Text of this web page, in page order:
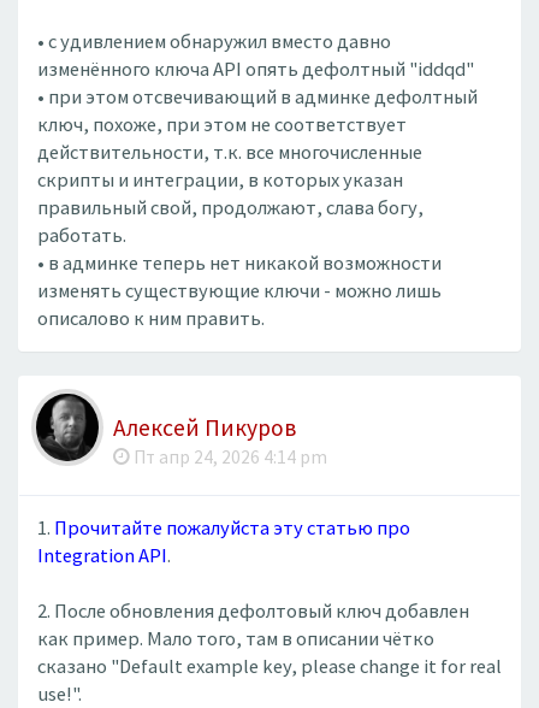
• с удивлением обнаружил вместо давно
изменённого ключа API опять дефолтный "iddqd"
• при этом отсвечивающий в админке дефолтный
ключ, похоже, при этом не соответствует
действительности, т.к. все многочисленные
скрипты и интеграции, в которых указан
правильный свой, продолжают, слава богу,
работать.
• в админке теперь нет никакой возможности
изменять существующие ключи - можно лишь
описалово к ним править.
Алексей Пикуров
Пт апр 24, 2026 4:14 pm
1. Прочитайте пожалуйста эту статью про
Integration API.
2. После обновления дефолтовый ключ добавлен
как пример. Мало того, там в описании чётко
сказано "Default example key, please change it for real
use!".